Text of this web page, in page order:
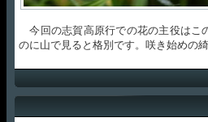
今回の志賀高原行での花の主役はこ
のに山で見ると格別です。咲き始めの